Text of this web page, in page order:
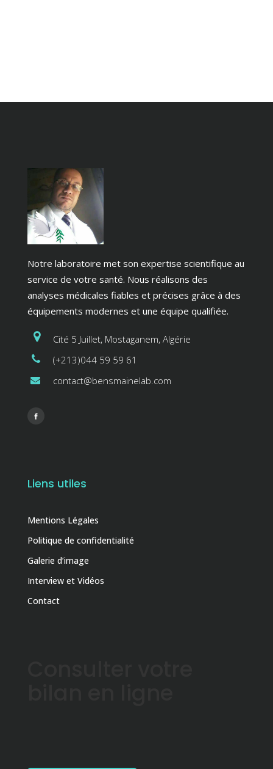
Notre laboratoire met son expertise scientifique au
service de votre santé. Nous réalisons des
analyses médicales fiables et précises grâce à des
équipements modernes et une équipe qualifiée.
Cité 5 Juillet, Mostaganem, Algérie
(+213)044 59 59 61
contact@bensmainelab.com
Liens utiles
Mentions Légales
Politique de confidentialité
Galerie d’image
Interview et Vidéos
Contact